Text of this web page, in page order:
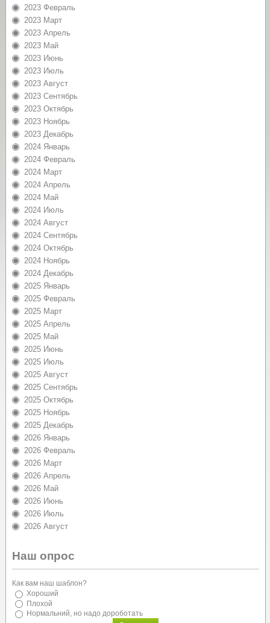
2023 Февраль
2023 Март
2023 Апрель
2023 Май
2023 Июнь
2023 Июль
2023 Август
2023 Сентябрь
2023 Октябрь
2023 Ноябрь
2023 Декабрь
2024 Январь
2024 Февраль
2024 Март
2024 Апрель
2024 Май
2024 Июль
2024 Август
2024 Сентябрь
2024 Октябрь
2024 Ноябрь
2024 Декабрь
2025 Январь
2025 Февраль
2025 Март
2025 Апрель
2025 Май
2025 Июнь
2025 Июль
2025 Август
2025 Сентябрь
2025 Октябрь
2025 Ноябрь
2025 Декабрь
2026 Январь
2026 Февраль
2026 Март
2026 Апрель
2026 Май
2026 Июнь
2026 Июль
2026 Август
Наш опрос
Как вам наш шаблон?
Хороший
Плохой
Нормальний, но надо дороботать